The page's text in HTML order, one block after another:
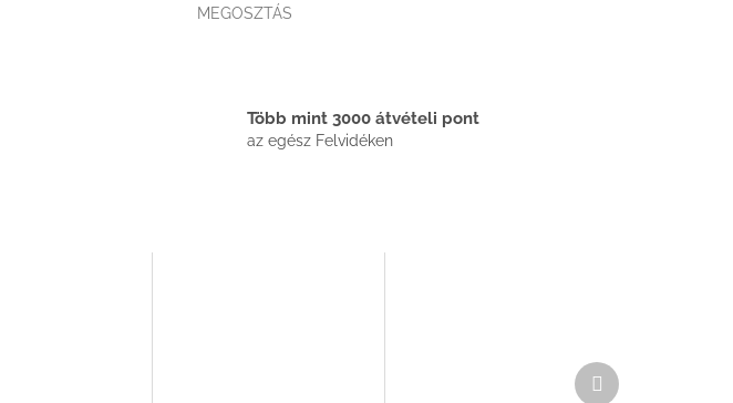
MEGOSZTÁS
Több mint 3000 átvételi pont
az egész Felvidéken
Következő
termék